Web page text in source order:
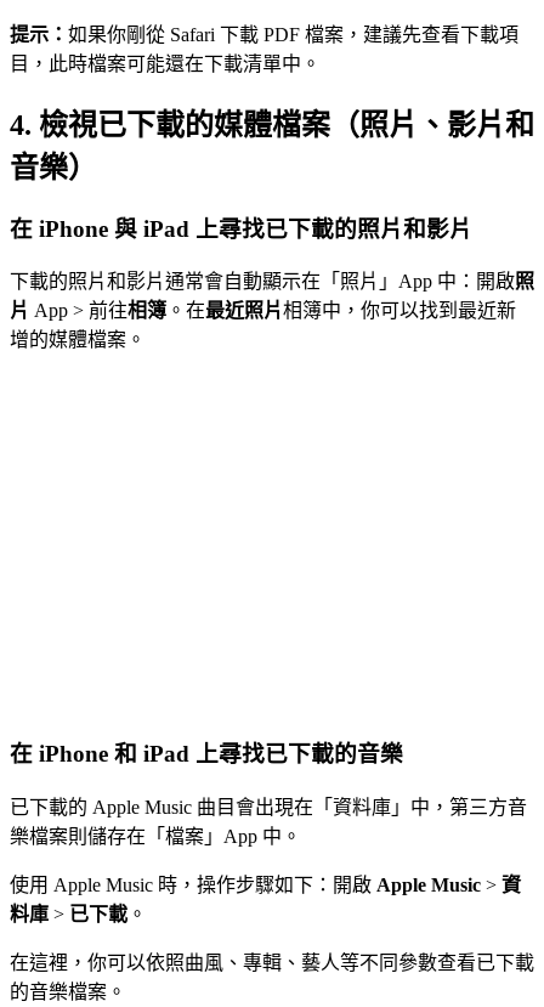
提示： 如果你剛從 Safari 下載 PDF 檔案，建議先查看下載項
目，此時檔案可能還在下載清單中。
4. 檢視已下載的媒體檔案（照片、影片和
音樂）
在 iPhone 與 iPad 上尋找已下載的照片和影片
下載的照片和影片通常會自動顯示在「照片」App 中：開啟照
片 App > 前往相簿 。在最近照片相簿中，你可以找到最近新
增的媒體檔案。
在 iPhone 和 iPad 上尋找已下載的音樂
已下載的 Apple Music 曲目會出現在「資料庫」中，第三方音
樂檔案則儲存在「檔案」App 中。
使用 Apple Music 時，操作步驟如下：開啟 Apple Music > 資
料庫 > 已下載 。
在這裡，你可以依照曲風、專輯、藝人等不同參數查看已下載
的音樂檔案。